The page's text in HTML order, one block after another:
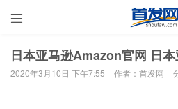

日本亚马逊Amazon官网 日
2020年3月10日 下午7:55 作者：首发网